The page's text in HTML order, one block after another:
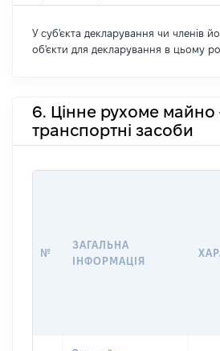
У суб'єкта декларування чи членів
об'єкти для декларування в цьому
6. Цінне рухоме майно
транспортні засоби
№
ЗАГАЛЬНА
ІНФОРМАЦІЯ